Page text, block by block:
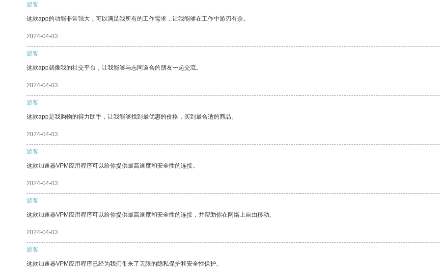
游客
这款app的功能非常强大，可以满足我所有的工作需求，让我能够在工作中游刃有余。
2024-04-03
游客
这款app就像我的社交平台，让我能够与志同道合的朋友一起交流。
2024-04-03
游客
这款app是我购物的得力助手，让我能够找到最优惠的价格，买到最合适的商品。
2024-04-03
游客
这款加速器VPM应用程序可以给你提供最高速度和安全性的连接。
2024-04-03
游客
这款加速器VPM应用程序可以给你提供最高速度和安全性的连接，并帮助你在网络上自由移动。
2024-04-03
游客
这款加速器VPM应用程序已经为我们带来了无限的隐私保护和安全性保护。